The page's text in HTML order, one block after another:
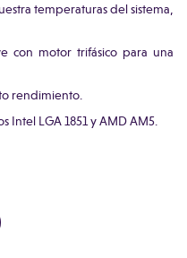
temperaturas del sistema,
con motor trifásico para una
rendimiento.
Intel LGA 1851 y AMD AM5.